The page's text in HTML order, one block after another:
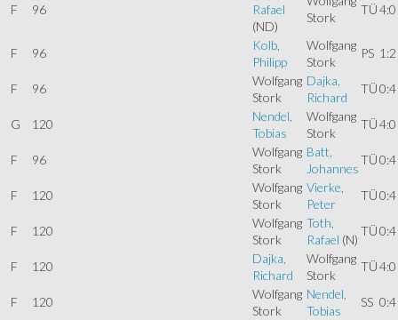
F 96
Rafael
(ND)
Stork
TÜ4:0
F 96
Kolb,
Philipp
Wolfgang
Stork
PS 1:2
F 96
Wolfgang
Stork
Dajka,
Richard
TÜ0:4
G 120
Nendel,
Tobias
Wolfgang
Stork
TÜ4:0
F 96
Wolfgang
Stork
Batt,
Johannes
TÜ0:4
F 120
Wolfgang
Stork
Vierke,
Peter
TÜ0:4
F 120
Wolfgang
Stork
Toth,
Rafael (N)
TÜ0:4
F 120
Dajka,
Richard
Wolfgang
Stork
TÜ4:0
F 120
Wolfgang
Stork
Nendel,
Tobias
SS 0:4